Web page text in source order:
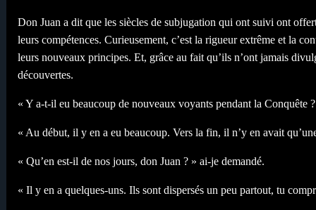
Don Juan a dit que les siècles de subjugation qui ont suivi ont
leurs compétences. Curieusement, c’est la rigueur extrême et la
leurs nouveaux principes. Et, grâce au fait qu’ils n’ont jamais
découvertes.
« Y a-t-il eu beaucoup de nouveaux voyants pendant la Conquête
« Au début, il y en a eu beaucoup. Vers la fin, il n’y en avait
« Qu’en est-il de nos jours, don Juan ? » ai-je demandé.
« Il y en a quelques-uns. Ils sont dispersés un peu partout, tu